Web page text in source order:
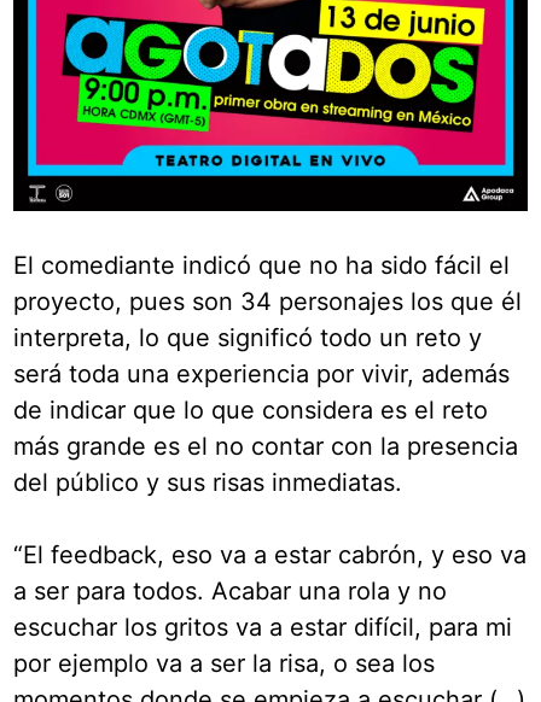
El comediante indicó que no ha sido fácil el
proyecto, pues son 34 personajes los que él
interpreta, lo que significó todo un reto y
será toda una experiencia por vivir, además
de indicar que lo que considera es el reto
más grande es el no contar con la presencia
del público y sus risas inmediatas.
“El feedback, eso va a estar cabrón, y eso va
a ser para todos. Acabar una rola y no
escuchar los gritos va a estar difícil, para mi
por ejemplo va a ser la risa, o sea los